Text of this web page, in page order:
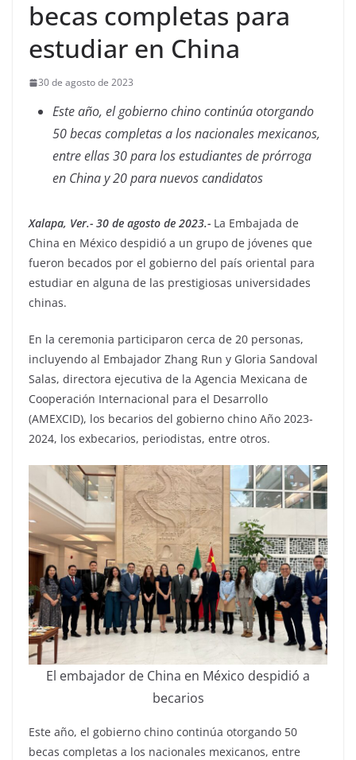
becas completas para
estudiar en China
30 de agosto de 2023
Este año, el gobierno chino continúa otorgando
50 becas completas a los nacionales mexicanos,
entre ellas 30 para los estudiantes de prórroga
en China y 20 para nuevos candidatos
Xalapa, Ver.- 30 de agosto de 2023.- La Embajada de
China en México despidió a un grupo de jóvenes que
fueron becados por el gobierno del país oriental para
estudiar en alguna de las prestigiosas universidades
chinas.
En la ceremonia participaron cerca de 20 personas,
incluyendo al Embajador Zhang Run y Gloria Sandoval
Salas, directora ejecutiva de la Agencia Mexicana de
Cooperación Internacional para el Desarrollo
(AMEXCID), los becarios del gobierno chino Año 2023-
2024, los exbecarios, periodistas, entre otros.
El embajador de China en México despidió a
becarios
Este año, el gobierno chino continúa otorgando 50
becas completas a los nacionales mexicanos, entre